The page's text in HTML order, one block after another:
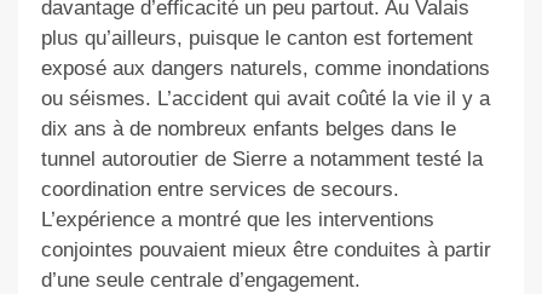
davantage d’efficacité un peu partout. Au Valais
plus qu’ailleurs, puisque le canton est fortement
exposé aux dangers naturels, comme inondations
ou séismes. L’accident qui avait coûté la vie il y a
dix ans à de nombreux enfants belges dans le
tunnel autoroutier de Sierre a notamment testé la
coordination entre services de secours.
L’expérience a montré que les interventions
conjointes pouvaient mieux être conduites à partir
d’une seule centrale d’engagement.